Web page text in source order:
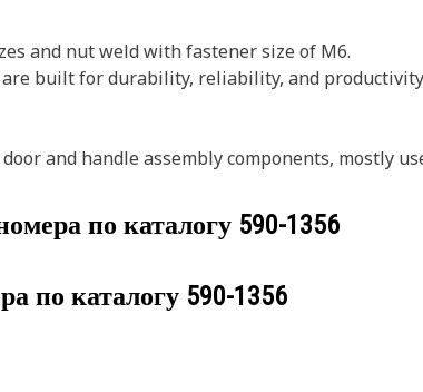
and nut weld with fastener size of M6.
built for durability, reliability, and
and handle assembly components, mostly
по каталогу 590-1356
по каталогу 590-1356